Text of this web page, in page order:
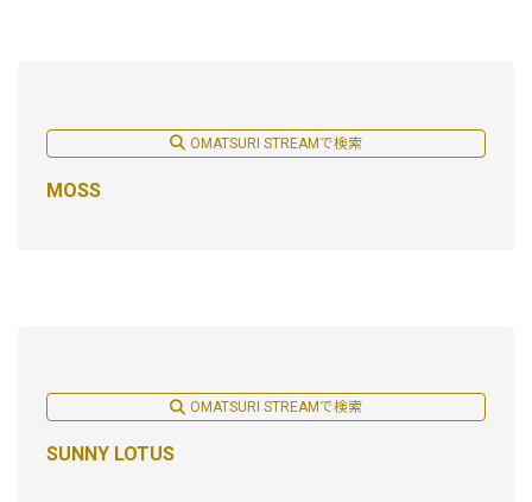
OMATSURI STREAMで検索
MOSS
OMATSURI STREAMで検索
SUNNY LOTUS